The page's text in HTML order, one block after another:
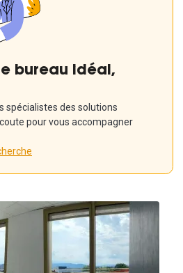
bureau idéal,
spécialistes des solutions
pour vous accompagner